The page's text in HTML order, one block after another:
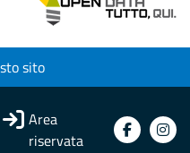
sito
Area
riservata